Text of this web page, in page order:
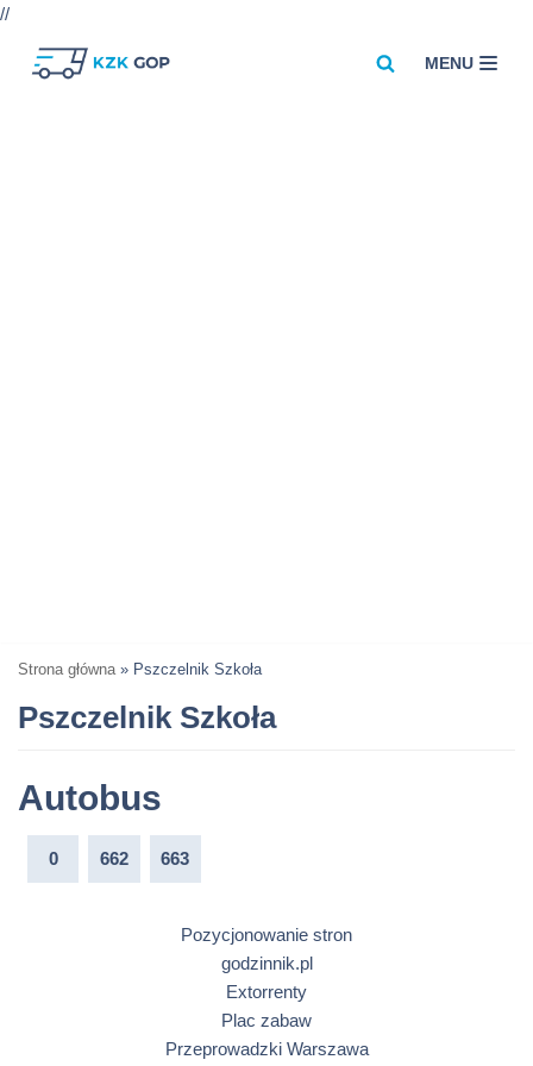
//
MENU
Strona główna » Pszczelnik Szkoła
Pszczelnik Szkoła
Autobus
0 662 663
Pozycjonowanie stron
godzinnik.pl
Extorrenty
Plac zabaw
Przeprowadzki Warszawa